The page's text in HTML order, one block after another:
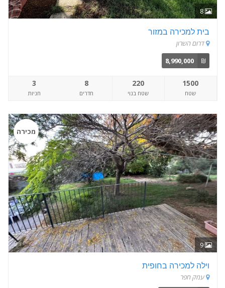
8
בית למכירה במזור
דרום השרון
₪
8,990,000
1500
שטח
220
שטח בנוי
8
חדרים
3
חניות
9
מכירה
וילה למכירה בחופית
עמק חפר